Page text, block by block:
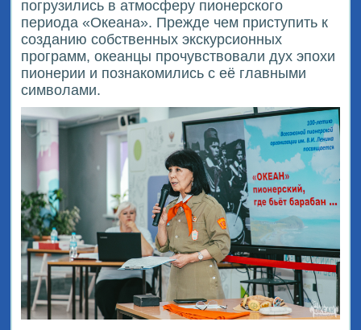
погрузились в атмосферу пионерского
периода «Океана». Прежде чем приступить к
созданию собственных экскурсионных
программ, океанцы прочувствовали дух эпохи
пионерии и познакомились с еë главными
символами.